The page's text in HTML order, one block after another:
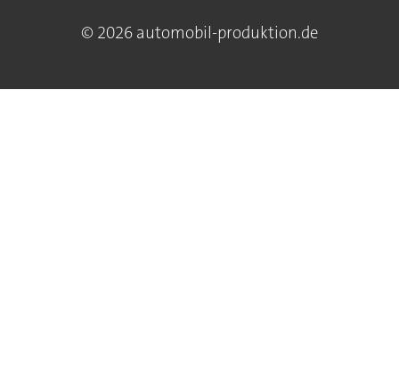
© 2026 automobil-produktion.de